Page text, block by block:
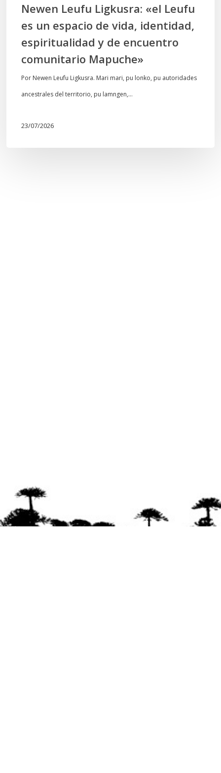
espiritualidad
encuentro
comunitario
Mapuche»
Newen Leufu Ligkusra: «el Leufu
es un espacio de vida, identidad,
espiritualidad y de encuentro
comunitario Mapuche»
Por Newen Leufu Ligkusra. Mari mari, pu lonko, pu autoridades
ancestrales del territorio, pu lamngen,…
23/07/2026